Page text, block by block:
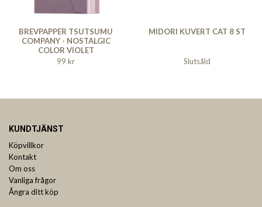
BREVPAPPER TSUTSUMU
COMPANY - NOSTALGIC
COLOR VIOLET
99 kr
MIDORI KUVERT CAT 8 ST
Slutsåld
KUNDTJÄNST
Köpvillkor
Kontakt
Om oss
Vanliga frågor
Ångra ditt köp